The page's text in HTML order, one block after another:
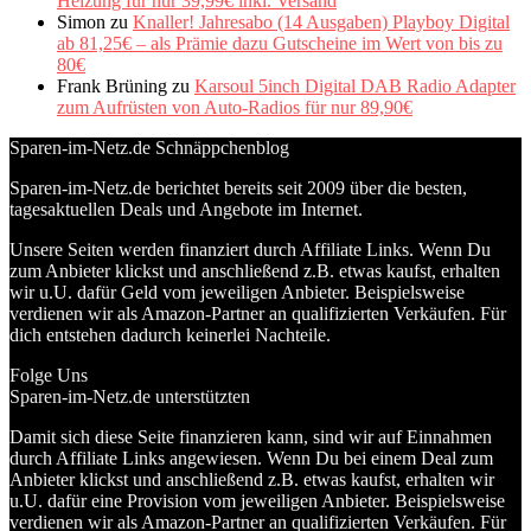
Simon zu Knaller! Jahresabo (14 Ausgaben) Playboy Digital
ab 81,25€ – als Prämie dazu Gutscheine im Wert von bis zu
80€
Frank Brüning zu Karsoul 5inch Digital DAB Radio Adapter
zum Aufrüsten von Auto-Radios für nur 89,90€
Sparen-im-Netz.de Schnäppchenblog
Sparen-im-Netz.de berichtet bereits seit 2009 über die besten,
tagesaktuellen Deals und Angebote im Internet.
Unsere Seiten werden finanziert durch Affiliate Links. Wenn Du
zum Anbieter klickst und anschließend z.B. etwas kaufst, erhalten
wir u.U. dafür Geld vom jeweiligen Anbieter. Beispielsweise
verdienen wir als Amazon-Partner an qualifizierten Verkäufen. Für
dich entstehen dadurch keinerlei Nachteile.
Folge Uns
Sparen-im-Netz.de unterstützten
Damit sich diese Seite finanzieren kann, sind wir auf Einnahmen
durch Affiliate Links angewiesen. Wenn Du bei einem Deal zum
Anbieter klickst und anschließend z.B. etwas kaufst, erhalten wir
u.U. dafür eine Provision vom jeweiligen Anbieter. Beispielsweise
verdienen wir als Amazon-Partner an qualifizierten Verkäufen. Für